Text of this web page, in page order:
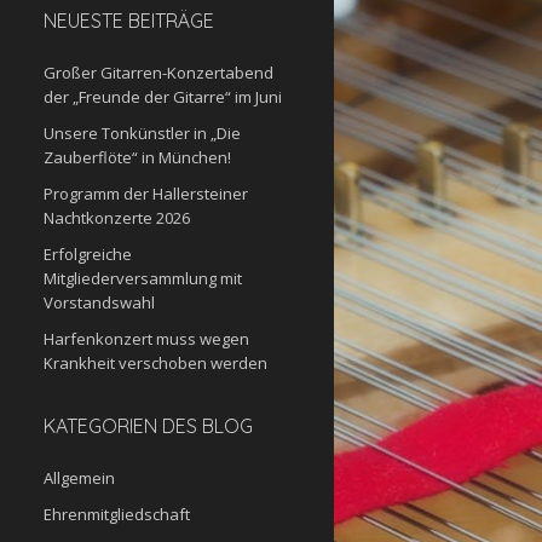
NEUESTE BEITRÄGE
Großer Gitarren-Konzertabend
der „Freunde der Gitarre“ im Juni
Unsere Tonkünstler in „Die
Zauberflöte“ in München!
Programm der Hallersteiner
Nachtkonzerte 2026
Erfolgreiche
Mitgliederversammlung mit
Vorstandswahl
Harfenkonzert muss wegen
Krankheit verschoben werden
KATEGORIEN DES BLOG
Allgemein
Ehrenmitgliedschaft